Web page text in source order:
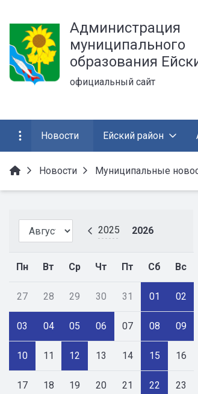
Администрация
муниципального
образования
официальный сайт
Новости Ейский район
Новости Муниципальные
2025 2026
Пн Вт Ср Чт Пт Сб Вс
27 28 29 30 31 01 02
03 04 05 06 07 08 09
10 11 12 13 14 15 16
17 18 19 20 21 22 23